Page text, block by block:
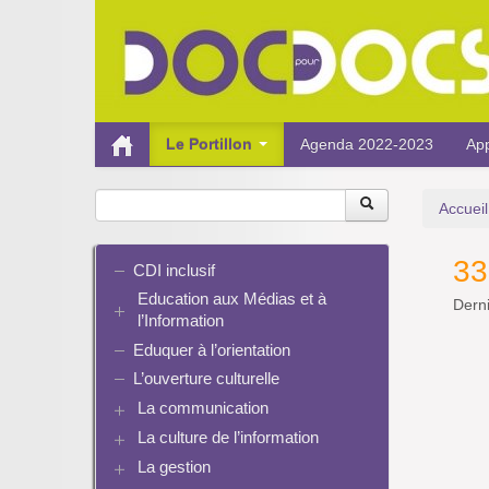
Le Portillon Agenda 2022-2023
Accueil
CDI inclusif
Education aux Médias et à
l’Information
EMI et translittératie
La culture de la participation
Identité / Présence numérique /
Traces
Eduquer à l’orientation
L’ouverture culturelle
La communication
Plaquettes de communication
Présence numérique du CDI
La culture de l’information
Ressources pour penser une
La gestion